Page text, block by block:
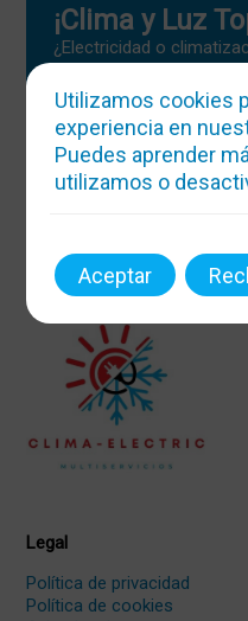
¡Clima y Luz
¿Electricidad o
Electric! Atendemos
temperatura y la
estrés!
Mas info
Legal
Política de privacidad
Política de cookies
Utilizamos cookies
experiencia en
Puedes aprender
utilizamos o
Aceptar